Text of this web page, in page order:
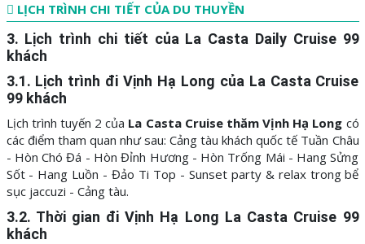
LỊCH TRÌNH CHI TIẾT CỦA DU THUYỀN
3. Lịch trình chi tiết của La Casta Daily Cruise 99
khách
3.1. Lịch trình đi Vịnh Hạ Long của La Casta Cruise
99 khách
Lịch trình tuyến 2 của La Casta Cruise thăm Vịnh Hạ Long có
các điểm tham quan như sau: Cảng tàu khách quốc tế Tuần Châu
- Hòn Chó Đá - Hòn Đỉnh Hương - Hòn Trống Mái - Hang Sửng
Sốt - Hang Luồn - Đảo Ti Top - Sunset party & relax trong bể
sục jaccuzi - Cảng tàu.
3.2. Thời gian đi Vịnh Hạ Long La Casta Cruise 99
khách